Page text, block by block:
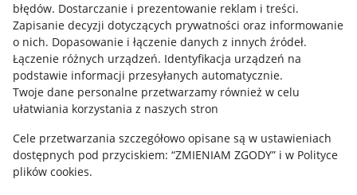
błędów. Dostarczanie i prezentowanie reklam i treści.
Zapisanie decyzji dotyczących prywatności oraz informowanie
o nich. Dopasowanie i łączenie danych z innych źródeł.
Łączenie różnych urządzeń. Identyfikacja urządzeń na
podstawie informacji przesyłanych automatycznie.
Twoje dane personalne przetwarzamy również w celu
ułatwiania korzystania z naszych stron
Cele przetwarzania szczegółowo opisane są w ustawieniach
dostępnych pod przyciskiem: “ZMIENIAM ZGODY” i w Polityce
plików cookies.
Informacje prawne
Regulamin
Polityka plików "cookies"
Ustawienia plików "cookies"
Udostępnianie lokalizacji
Informacje dla Aktu o Usługach Cyfrowych